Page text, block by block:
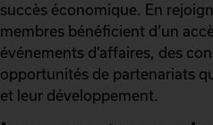
succès économique. En
membres bénéficient d’un
événements d’affaires, des
opportunités de partenariats
et leur développement.